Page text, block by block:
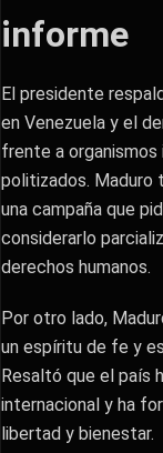
informe
El presidente
en Venezuela y el
frente a organismos
politizados. Maduro
una campaña que
considerarlo
derechos humanos.
Por otro lado,
un espíritu de fe y
Resaltó que el país
internacional y ha
libertad y bienestar.